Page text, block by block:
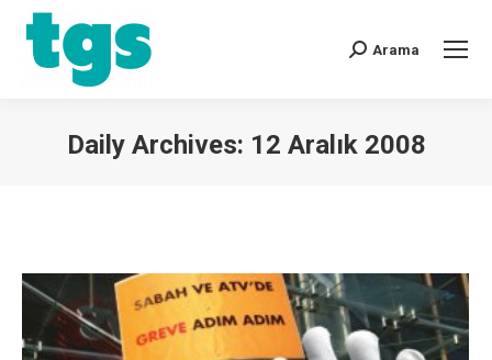
Arama
Daily Archives: 12 Aralık 2008